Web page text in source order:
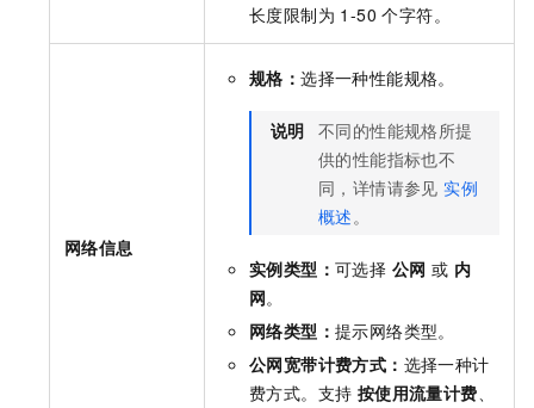
长度限制为 1-50 个字符。
网络信息
规格：选择一种性能规格。
说明 不同的性能规格所提
供的性能指标也不
同，详情请参见 实例
概述。
实例类型： 可选择 公网 或 内
网。
网络类型： 提示网络类型。
公网宽带计费方式： 选择一种计
费方式。支持 按使用流量计费、